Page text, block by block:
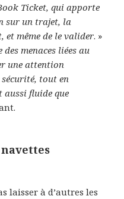
Ticket, qui apporte
sur un trajet, la
et même de le valider. »
des menaces liées au
une attention
tout en
fluide que
laisser à d’autres les